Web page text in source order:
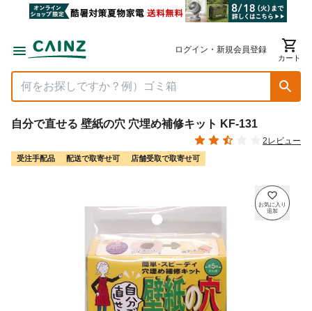
ログイン・新規会員登録
カート
自分で直せる 壁紙の穴 穴埋め補修キット KF-131
2レビュー
受注手配品 配送で取寄せ可 店舗受取で取寄せ可